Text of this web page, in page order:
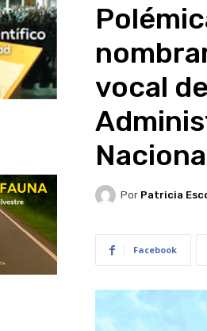
vocal
Por Patricia
Facebook